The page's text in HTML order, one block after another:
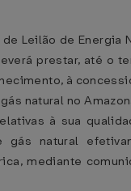
Leilão de Energia
prestar, até o
à
natural no
à sua
natural
mediante